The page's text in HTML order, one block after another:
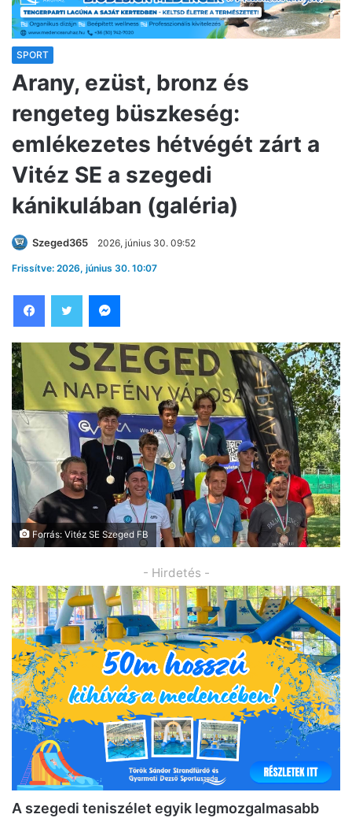
SPORT
Arany, ezüst, bronz és
rengeteg büszkeség:
emlékezetes hétvégét zárt a
Vitéz SE a szegedi
kánikulában (galéria)
Szeged365 2026, június 30. 09:52
Frissítve: 2026, június 30. 10:07
Forrás: Vitéz SE Szeged FB
- Hirdetés -
A szegedi teniszélet egyik legmozgalmasabb